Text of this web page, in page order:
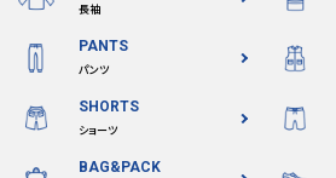
長袖
PANTS
パンツ
SHORTS
ショーツ
BAG&PACK